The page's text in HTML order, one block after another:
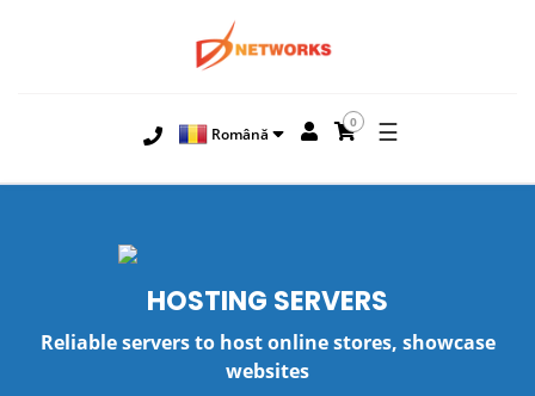
Română
0 ☰
HOSTING SERVERS
Reliable servers to host online stores, showcase
websites